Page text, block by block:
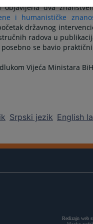
objavljena dva
i humanističke
državnog
radova u
se bavio
Vijeća Ministara
Srpski jezik English
Redizajn web